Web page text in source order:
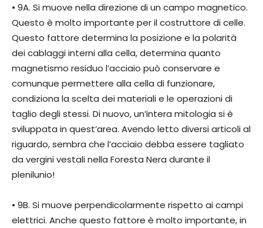
• 9A. Si muove nella direzione di un campo magnetico.
Questo è molto importante per il costruttore di celle.
Questo fattore determina la posizione e la polarità
dei cablaggi interni alla cella, determina quanto
magnetismo residuo l’acciaio può conservare e
comunque permettere alla cella di funzionare,
condiziona la scelta dei materiali e le operazioni di
taglio degli stessi. Di nuovo, un’intera mitologia si è
sviluppata in quest’area. Avendo letto diversi articoli al
riguardo, sembra che l’acciaio debba essere tagliato
da vergini vestali nella Foresta Nera durante il
plenilunio!
• 9B. Si muove perpendicolarmente rispetto ai campi
elettrici. Anche questo fattore è molto importante, in